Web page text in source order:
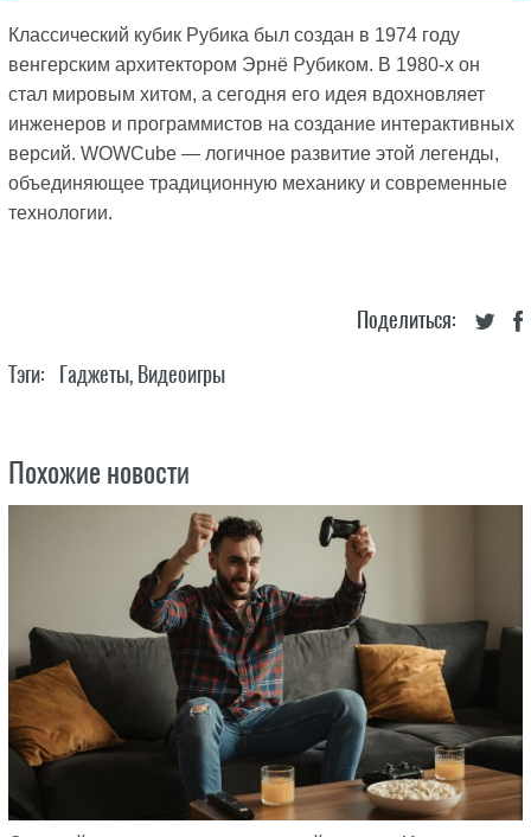
Классический кубик Рубика был создан в 1974 году
венгерским архитектором Эрнё Рубиком. В 1980-х он
стал мировым хитом, а сегодня его идея вдохновляет
инженеров и программистов на создание интерактивных
версий. WOWCube — логичное развитие этой легенды,
объединяющее традиционную механику и современные
технологии.
Поделиться:
Тэги: Гаджеты, Видеоигры
Похожие новости